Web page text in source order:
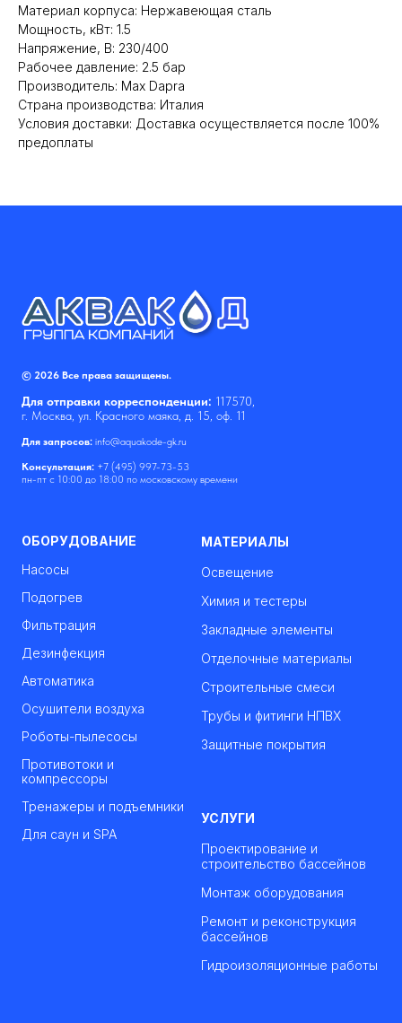
Материал корпуса: Нержавеющая сталь
Мощность, кВт: 1.5
Напряжение, В: 230/400
Рабочее давление: 2.5 бар
Производитель: Max Dapra
Cтрана производства: Италия
Условия доставки: Доставка осуществляется после 100%
предоплаты
© 2026 Все права защищены.
Для отправки корреспонденции: 117570,
г. Москва, ул. Красного маяка, д. 15, оф. 11
Для запросов: info@aquakode-gk.ru
Консультация: +7 (495) 997-73-53
пн-пт с 10:00 до 18:00 по московскому времени
ОБОРУДОВАНИЕ
Насосы
Подогрев
Фильтрация
Дезинфекция
Автоматика
Осушители воздуха
Роботы-пылесосы
Противотоки и
компрессоры
Тренажеры и подъемники
Для саун и SPA
МАТЕРИАЛЫ
Освещение
Химия и тестеры
Закладные элементы
Отделочные материалы
Строительные смеси
Трубы и фитинги НПВХ
Защитные покрытия
УСЛУГИ
Проектирование и
строительство бассейнов
Монтаж оборудования
Ремонт и реконструкция
бассейнов
Гидроизоляционные работы